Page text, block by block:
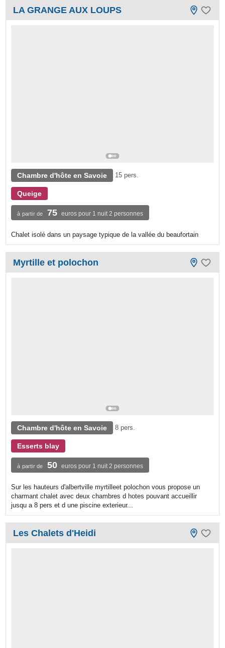
LA GRANGE AUX LOUPS
Chambre d'hôte en Savoie 15 pers.
Queige
à partir de 75 euros pour 1 nuit 2 personnes
Chalet isolé dans un paysage typique de la vallée du beaufortain
Myrtille et polochon
Chambre d'hôte en Savoie 8 pers.
Esserts blay
à partir de 50 euros pour 1 nuit 2 personnes
Sur les hauteurs d'albertville myrtilleet polochon vous propose un
charmant chalet avec deux chambres d hotes pouvant accueillir
jusqu a 8 pers et d une piscine exterieur...
Les Chalets d'Heidi